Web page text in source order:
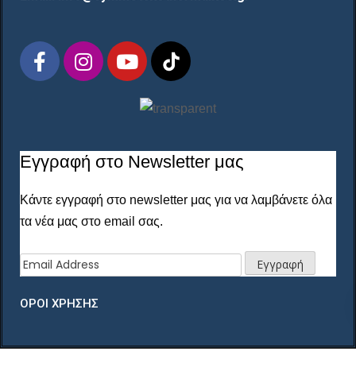
Εγγραφή στο Newsletter μας
Κάντε εγγραφή στο newsletter μας για να λαμβάνετε όλα
τα νέα μας στο email σας.
ΟΡΟΙ ΧΡΗΣΗΣ